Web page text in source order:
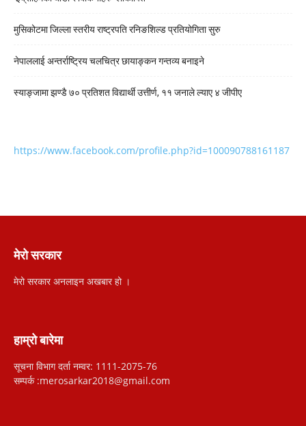
मुसिकोटमा जिल्ला स्तरीय राष्ट्रपति रनिङशिल्ड प्रतियोगिता सुरु
नेपाललाई अन्तर्राष्ट्रिय चलचित्र छायाङ्कन गन्तव्य बनाइने
स्याङ्जामा झण्डै ७० प्रतिशत विद्यार्थी उत्तीर्ण, ११ जनाले ल्याए ४ जीपीए
https://www.facebook.com/profile.php?id=100090788161187
मेरो सरकार
मेरो सरकार अनलाइन अखबार हो ।
हाम्रो बारेमा
सूचना विभाग दर्ता नम्वर: 1111-2075-76
सम्पर्क :merosarkar2018@gmail.com